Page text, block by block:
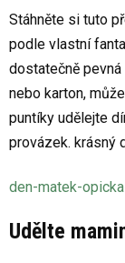
Stáhněte si tuto
podle vlastní
dostatečně
nebo karton,
puntíky udělejte
provázek. krásný
den-matek-
Udělte